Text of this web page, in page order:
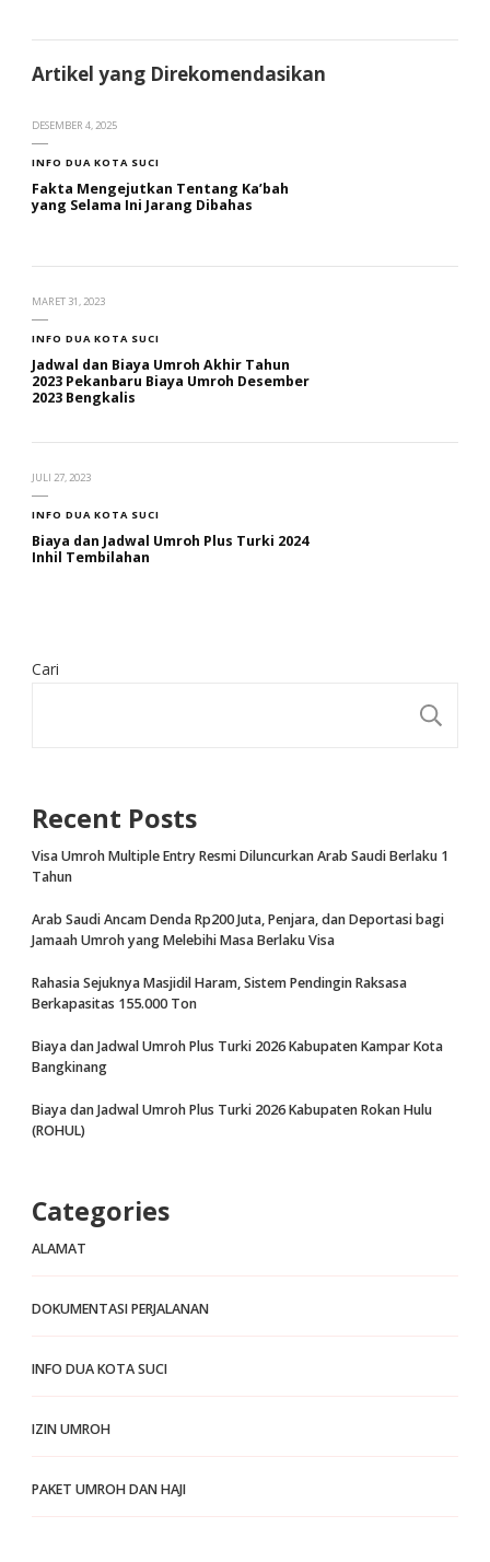
Artikel yang Direkomendasikan
DESEMBER 4, 2025
INFO DUA KOTA SUCI
Fakta Mengejutkan Tentang Ka’bah
yang Selama Ini Jarang Dibahas
MARET 31, 2023
INFO DUA KOTA SUCI
Jadwal dan Biaya Umroh Akhir Tahun
2023 Pekanbaru Biaya Umroh Desember
2023 Bengkalis
JULI 27, 2023
INFO DUA KOTA SUCI
Biaya dan Jadwal Umroh Plus Turki 2024
Inhil Tembilahan
Cari
Recent Posts
Visa Umroh Multiple Entry Resmi Diluncurkan Arab Saudi Berlaku 1
Tahun
Arab Saudi Ancam Denda Rp200 Juta, Penjara, dan Deportasi bagi
Jamaah Umroh yang Melebihi Masa Berlaku Visa
Rahasia Sejuknya Masjidil Haram, Sistem Pendingin Raksasa
Berkapasitas 155.000 Ton
Biaya dan Jadwal Umroh Plus Turki 2026 Kabupaten Kampar Kota
Bangkinang
Biaya dan Jadwal Umroh Plus Turki 2026 Kabupaten Rokan Hulu
(ROHUL)
Categories
ALAMAT
DOKUMENTASI PERJALANAN
INFO DUA KOTA SUCI
IZIN UMROH
PAKET UMROH DAN HAJI